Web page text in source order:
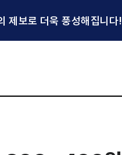
제보로 더욱 풍성해집니다!